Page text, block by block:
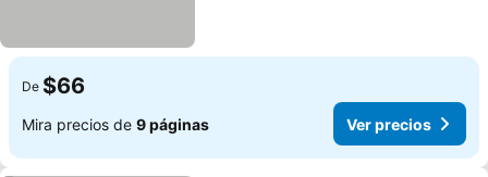
De $66
Mira precios de 9 páginas Ver precios